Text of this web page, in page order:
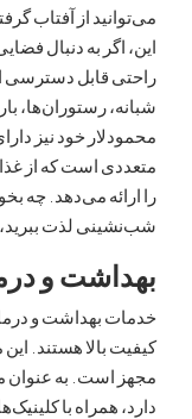
از آفتاب گرفتن، شنا و
به دنبال فضایی
دسترسی است. در
رستوران‌ها، بارها و
خود نیز دارای
است که از غذاهای سنتی
می‌دهد. چه بخواهید یک
لذت ببرید، محمودلار
و درمان:
و درمان در
هستند. این منطقه به
به عنوان مثال،
با کلینیک‌های